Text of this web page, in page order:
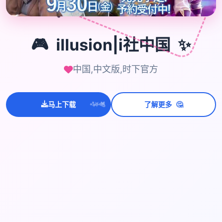
🎮
🎮 illusion|i社中国 ✨
中国,中文版,时下官方
马上下载 ✨
⭐💫 了解更多 🤔